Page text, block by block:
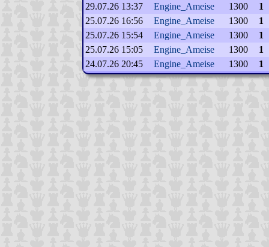
29.07.26 13:37
Engine_Ameise 1300
1
25.07.26 16:56
Engine_Ameise 1300
1
25.07.26 15:54
Engine_Ameise 1300
1
25.07.26 15:05
Engine_Ameise 1300
1
24.07.26 20:45
Engine_Ameise 1300 1